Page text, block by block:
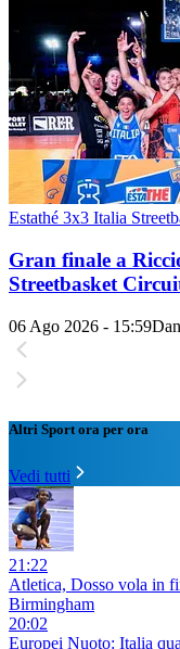
Estathé 3x3 Italia
Gran finale a
Streetbasket
06 Ago 2026 - 15:59
Altri Sport ora per ora
Vedi tutti
21:22
Atletica, Dosso vola in
Birmingham
20:02
Europei Nuoto: Italia